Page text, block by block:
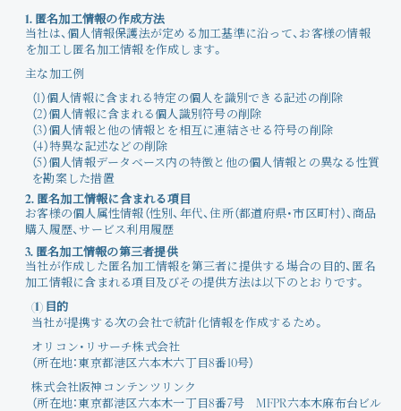
1. 匿名加工情報の作成方法
当社は、個人情報保護法が定める加工基準に沿って、お客様の情報
を加工し匿名加工情報を作成します。
主な加工例
（1）個人情報に含まれる特定の個人を識別できる記述の削除
（2）個人情報に含まれる個人識別符号の削除
（3）個人情報と他の情報とを相互に連結させる符号の削除
（4）特異な記述などの削除
（5）個人情報データベース内の特徴と他の個人情報との異なる性質
を勘案した措置
2. 匿名加工情報に含まれる項目
お客様の個人属性情報（性別、年代、住所（都道府県・市区町村）、商品
購入履歴、サービス利用履歴
3. 匿名加工情報の第三者提供
当社が作成した匿名加工情報を第三者に提供する場合の目的、匿名
加工情報に含まれる項目及びその提供方法は以下のとおりです。
(1) 目的
当社が提携する次の会社で統計化情報を作成するため。
オリコン・リサーチ株式会社
（所在地：東京都港区六本木六丁目8番10号）
株式会社阪神コンテンツリンク
（所在地：東京都港区六本木一丁目8番7号 MFPR六本木麻布台ビル